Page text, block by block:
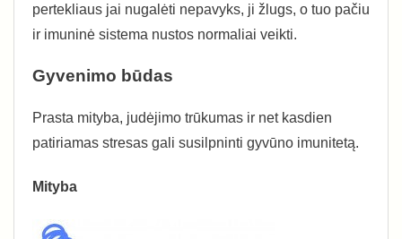
pertekliaus jai nugalėti nepavyks, ji žlugs, o tuo pačiu
ir imuninė sistema nustos normaliai veikti.
Gyvenimo būdas
Prasta mityba, judėjimo trūkumas ir net kasdien
patiriamas stresas gali susilpninti gyvūno imunitetą.
Mityba